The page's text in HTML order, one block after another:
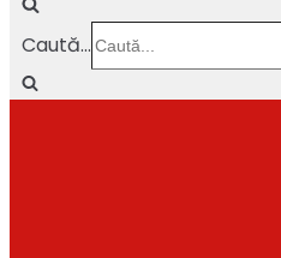
Caută...